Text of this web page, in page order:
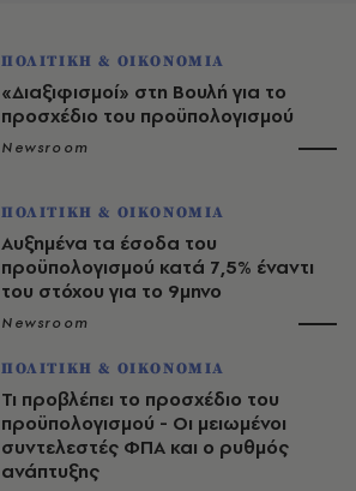
ΠΟΛΙΤΙΚΗ & ΟΙΚΟΝΟΜΙΑ
«Διαξιφισμοί» στη Βουλή για το
προσχέδιο του προϋπολογισμού
Newsroom
ΠΟΛΙΤΙΚΗ & ΟΙΚΟΝΟΜΙΑ
Αυξημένα τα έσοδα του
προϋπολογισμού κατά 7,5% έναντι
του στόχου για το 9μηνο
Newsroom
ΠΟΛΙΤΙΚΗ & ΟΙΚΟΝΟΜΙΑ
Τι προβλέπει το προσχέδιο του
προϋπολογισμού - Οι μειωμένοι
συντελεστές ΦΠΑ και ο ρυθμός
ανάπτυξης